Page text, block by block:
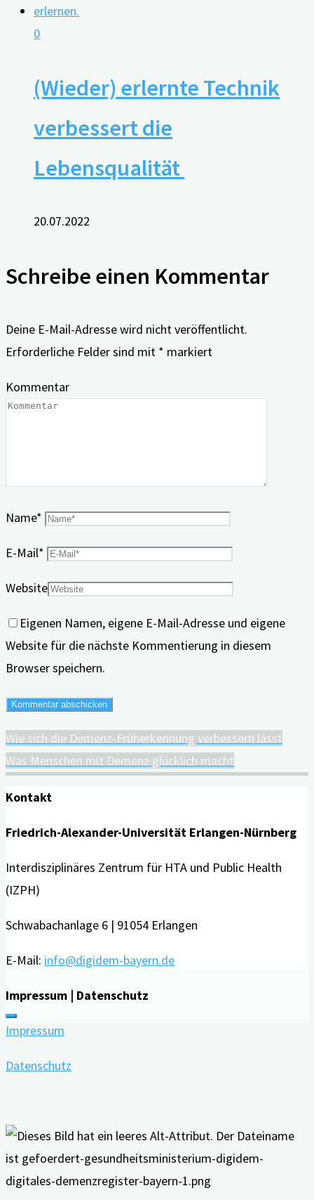
0
(Wieder) erlernte Technik
verbessert die
Lebensqualität
20.07.2022
Schreibe einen Kommentar
Deine E-Mail-Adresse wird nicht veröffentlicht.
Erforderliche Felder sind mit * markiert
Kommentar
Name*
E-Mail*
Website
Eigenen Namen, eigene E-Mail-Adresse und eigene
Website für die nächste Kommentierung in diesem
Browser speichern.
Wie sich die Demenz-Früherkennung verbessern lässt
Was Menschen mit Demenz glücklich macht
Kontakt
Friedrich-Alexander-Universität Erlangen-Nürnberg
Interdisziplinäres Zentrum für HTA und Public Health
(IZPH)
Schwabachanlage 6 | 91054 Erlangen
E-Mail: info@digidem-bayern.de
Impressum | Datenschutz
Impressum
Datenschutz